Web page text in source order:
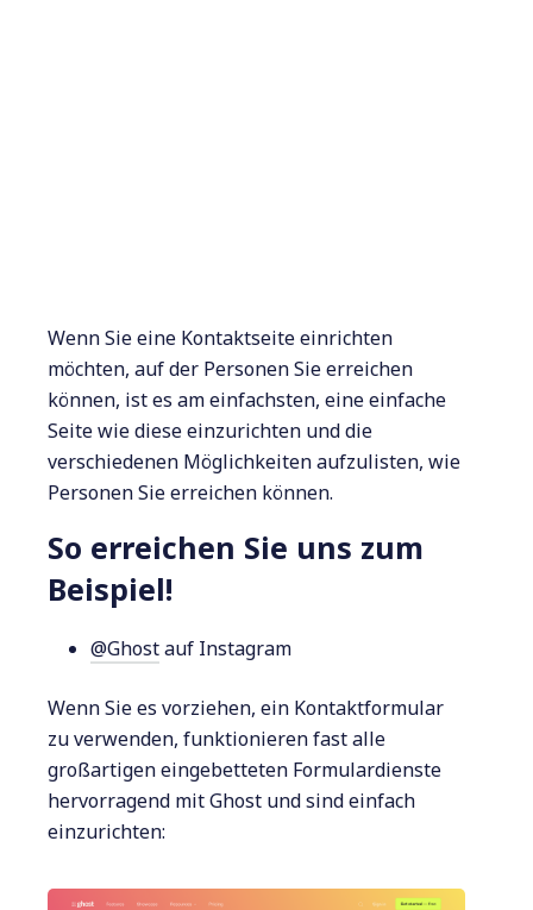
Wenn Sie eine Kontaktseite einrichten
möchten, auf der Personen Sie erreichen
können, ist es am einfachsten, eine einfache
Seite wie diese einzurichten und die
verschiedenen Möglichkeiten aufzulisten, wie
Personen Sie erreichen können.
So erreichen Sie uns zum
Beispiel!
@Ghostauf Instagram
Wenn Sie es vorziehen, ein Kontaktformular
zu verwenden, funktionieren fast alle
großartigen eingebetteten Formulardienste
hervorragend mit Ghost und sind einfach
einzurichten: